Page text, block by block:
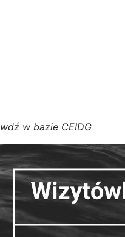
wdź w bazie CEIDG